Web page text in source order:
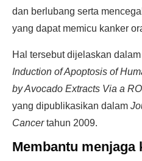
dan berlubang serta
yang dapat memicu kanker
Hal tersebut dijelaskan
Induction of Apoptosis of
by Avocado Extracts Via a
yang dipublikasikan dalam
Cancertahun 2009.
Membantu menjaga